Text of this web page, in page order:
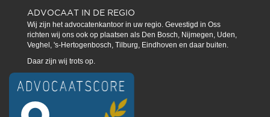
ADVOCAAT IN DE REGIO
Wij zijn het advocatenkantoor in uw regio. Gevestigd in Oss
richten wij ons ook op plaatsen als Den Bosch, Nijmegen, Uden,
Veghel, 's-Hertogenbosch, Tilburg, Eindhoven en daar buiten.
Daar zijn wij trots op.